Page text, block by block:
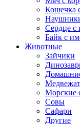
Кошечка
Сердце с
Байк с
Животные
Зайчики
Морские
Совы
Сафари
Другие